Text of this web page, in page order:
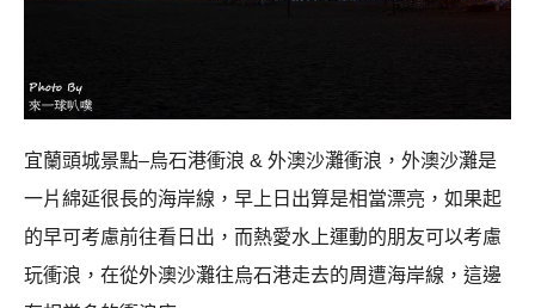
宜蘭頭城景點–烏石港衝浪 & 外澳沙灘衝浪，外澳沙灘是
一片綿延很長的海岸線，早上日出算是相當漂亮，如果起
的早可考慮前往看日出，而熱愛水上運動的朋友可以考慮
玩衝浪，在從外澳沙灘往烏石港走去的周遭海岸線，這邊